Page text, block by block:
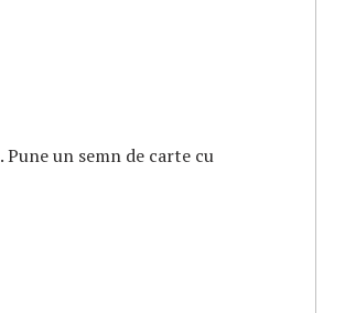
. Pune un semn de carte cu